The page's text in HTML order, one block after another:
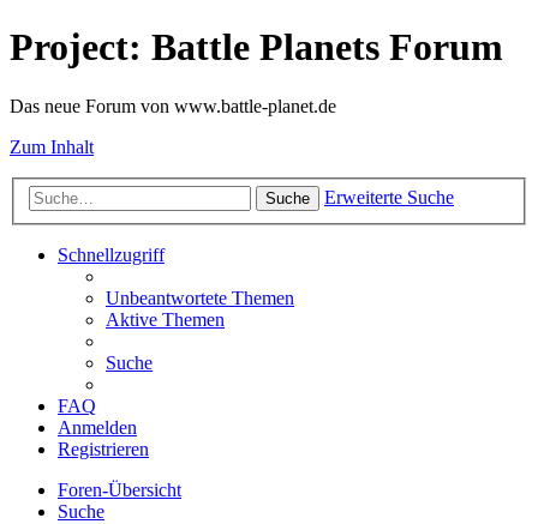
Project: Battle Planets Forum
Das neue Forum von www.battle-planet.de
Zum Inhalt
Suche Erweiterte Suche
Schnellzugriff
Unbeantwortete Themen
Aktive Themen
Suche
FAQ
Anmelden
Registrieren
Foren-Übersicht
Suche